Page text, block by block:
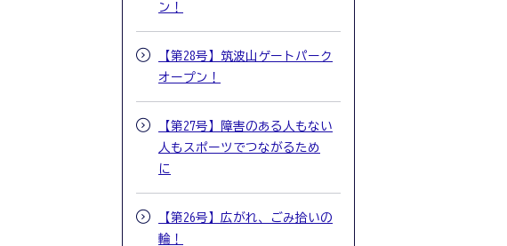
ン！
【第28号】筑波山ゲートパーク
オープン！
【第27号】障害のある人もない
人もスポーツでつながるため
に
【第26号】広がれ、ごみ拾いの
輪！